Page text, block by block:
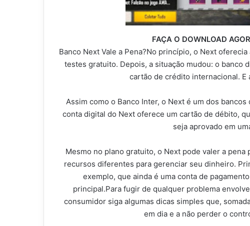
FAÇA O DOWNLOAD
Banco Next Vale a Pena?No princípio, o Next
testes gratuito. Depois, a situação mudou: o banco
cartão de crédito internacional. E
Assim como o Banco Inter, o Next é um dos
conta digital do Next oferece um cartão de débito,
seja aprovado em
Mesmo no plano gratuito, o Next pode valer a
recursos diferentes para gerenciar seu dinheiro.
exemplo, que ainda é uma conta de
principal.Para fugir de qualquer problema
consumidor siga algumas dicas simples que,
em dia e a não perder o